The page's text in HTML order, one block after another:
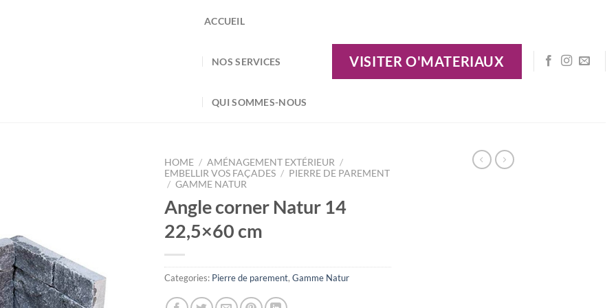
ACCUEIL
NOS SERVICES
QUI SOMMES-NOUS
VISITER O'MATERIAUX
HOME / AMÉNAGEMENT EXTÉRIEUR /
EMBELLIR VOS FAÇADES / PIERRE DE PAREMENT
/ GAMME NATUR
Angle corner Natur 14
22,5×60 cm
Categories: Pierre de parement, Gamme Natur